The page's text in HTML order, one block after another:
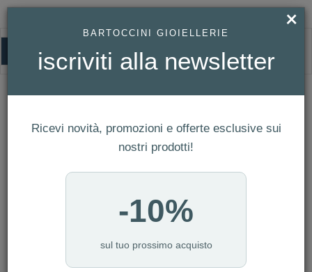
HOMEPAGE
ANELLO UNODE50 - CORAZÓN CLAVADO REF. ANI0265MTXL
Ref. ANI0265MTXL
×
BARTOCCINI GIOIELLERIE
iscriviti alla newsletter
Ricevi novità, promozioni e offerte esclusive sui
nostri prodotti!
-10%
sul tuo prossimo acquisto